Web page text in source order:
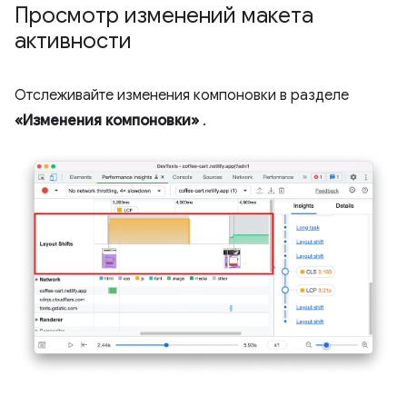
Просмотр изменений макета
активности
Отслеживайте изменения компоновки в разделе
«Изменения компоновки» .